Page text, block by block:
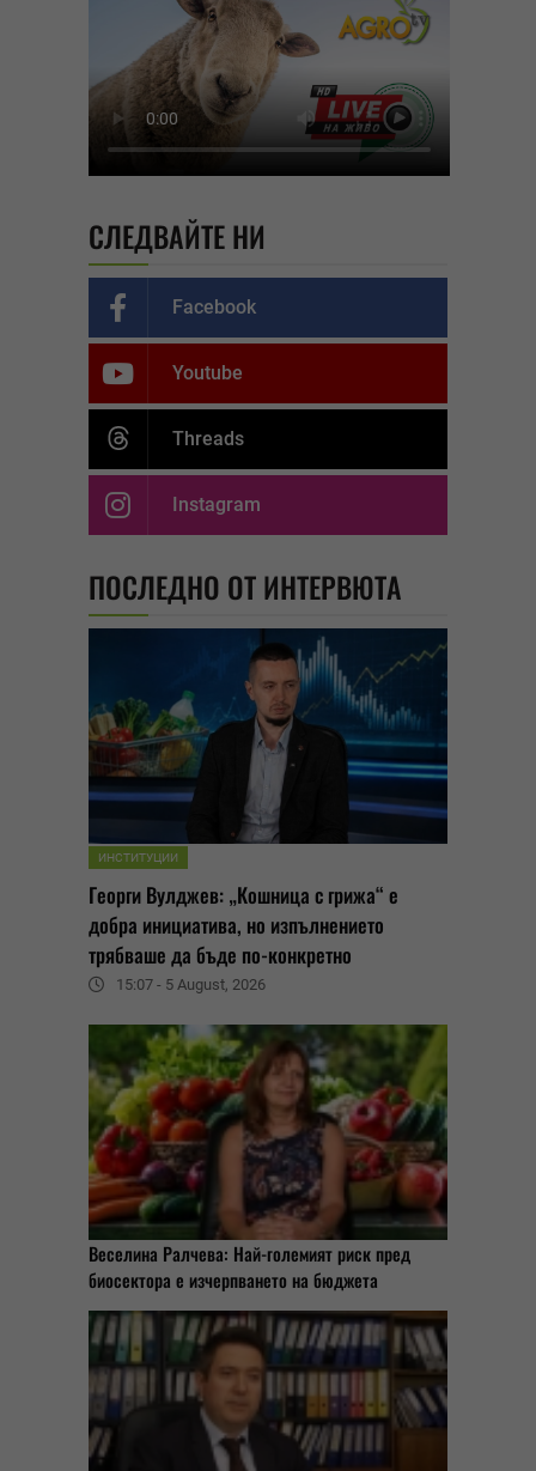
СЛЕДВАЙТЕ НИ
Facebook
Youtube
Threads
Instagram
ПОСЛЕДНО ОТ ИНТЕРВЮТА
ИНСТИТУЦИИ
Георги Вулджев: „Кошница с грижа“ е
добра инициатива, но изпълнението
трябваше да бъде по-конкретно
15:07 - 5 August, 2026
Веселина Ралчева: Най-големият риск пред
биосектора е изчерпването на бюджета